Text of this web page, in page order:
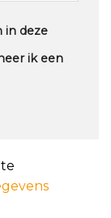
in deze
ik een